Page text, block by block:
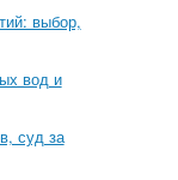
выбор,
вод и
суд за